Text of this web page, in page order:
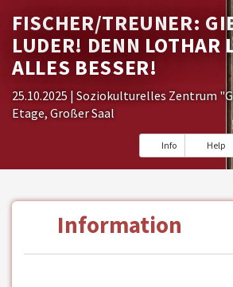
FISCHER/TREUNER:
LUDER! DENN LOTHAR
LLES BESSER!
25.10.2025 | Soziokulturelles Zentrum
Etage, Großer Saal
Info Help
Information